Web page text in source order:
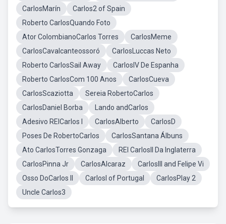
CarlosMarín
Carlos2 of Spain
Roberto CarlosQuando Foto
Ator ColombianoCarlos Torres
CarlosMeme
CarlosCavalcanteossoró
CarlosLuccas Neto
Roberto CarlosSail Away
CarlosIV De Espanha
Roberto CarlosCom 100 Anos
CarlosCueva
CarlosScaziotta
Sereia RobertoCarlos
CarlosDaniel Borba
Lando andCarlos
Adesivo REICarlos I
CarlosAlberto
CarlosD
Poses De RobertoCarlos
CarlosSantana Álbuns
Ato CarlosTorres Gonzaga
REI CarlosII Da Inglaterra
CarlosPinna Jr
CarlosAlcaraz
CarlosIII and Felipe Vi
Osso DoCarlos II
CarlosI of Portugal
CarlosPlay 2
Uncle Carlos3